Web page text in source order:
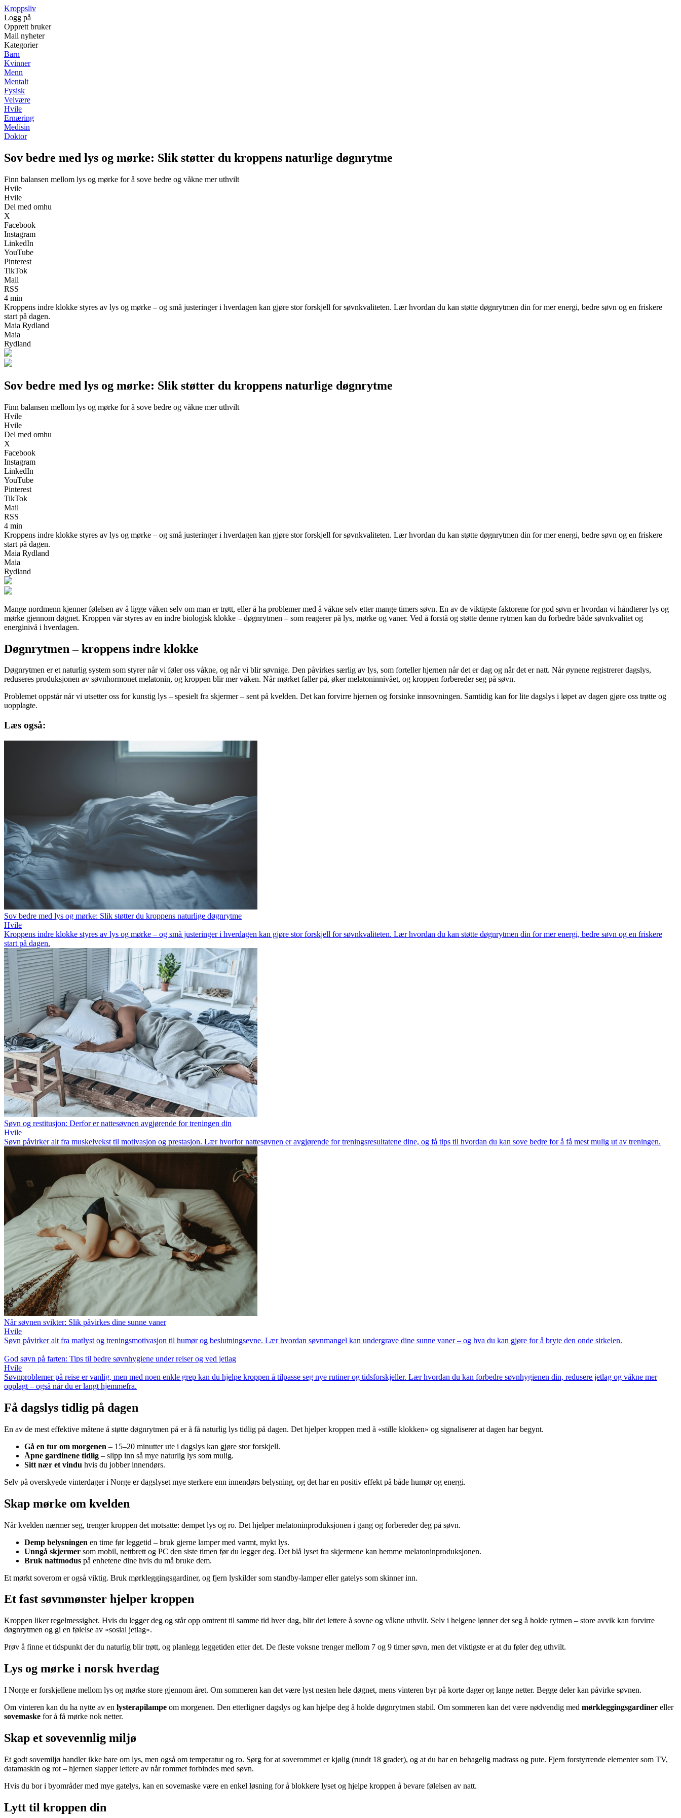
Kroppsliv
Logg på
Opprett bruker
Mail nyheter
Kategorier
Barn
Kvinner
Menn
Mentalt
Fysisk
Velvære
Hvile
Ernæring
Medisin
Doktor
Sov bedre med lys og mørke: Slik støtter du kroppens naturlige døgnrytme
Finn balansen mellom lys og mørke for å sove bedre og våkne mer uthvilt
Hvile
Hvile
Del med omhu
X
Facebook
Instagram
LinkedIn
YouTube
Pinterest
TikTok
Mail
RSS
4 min
Kroppens indre klokke styres av lys og mørke – og små justeringer i hverdagen kan gjøre stor forskjell for søvnkvaliteten. Lær hvordan du kan støtte døgnrytmen din for mer energi, bedre søvn og en friskere
start på dagen.
Maia Rydland
Maia
Rydland
Sov bedre med lys og mørke: Slik støtter du kroppens naturlige døgnrytme
Finn balansen mellom lys og mørke for å sove bedre og våkne mer uthvilt
Hvile
Hvile
Del med omhu
X
Facebook
Instagram
LinkedIn
YouTube
Pinterest
TikTok
Mail
RSS
4 min
Kroppens indre klokke styres av lys og mørke – og små justeringer i hverdagen kan gjøre stor forskjell for søvnkvaliteten. Lær hvordan du kan støtte døgnrytmen din for mer energi, bedre søvn og en friskere
start på dagen.
Maia Rydland
Maia
Rydland
Mange nordmenn kjenner følelsen av å ligge våken selv om man er trøtt, eller å ha problemer med å våkne selv etter mange timers søvn. En av de viktigste faktorene for god søvn er hvordan vi håndterer lys og
mørke gjennom døgnet. Kroppen vår styres av en indre biologisk klokke – døgnrytmen – som reagerer på lys, mørke og vaner. Ved å forstå og støtte denne rytmen kan du forbedre både søvnkvalitet og
energinivå i hverdagen.
Døgnrytmen – kroppens indre klokke
Døgnrytmen er et naturlig system som styrer når vi føler oss våkne, og når vi blir søvnige. Den påvirkes særlig av lys, som forteller hjernen når det er dag og når det er natt. Når øynene registrerer dagslys,
reduseres produksjonen av søvnhormonet melatonin, og kroppen blir mer våken. Når mørket faller på, øker melatoninnivået, og kroppen forbereder seg på søvn.
Problemet oppstår når vi utsetter oss for kunstig lys – spesielt fra skjermer – sent på kvelden. Det kan forvirre hjernen og forsinke innsovningen. Samtidig kan for lite dagslys i løpet av dagen gjøre oss trøtte og
uopplagte.
Læs også:
Sov bedre med lys og mørke: Slik støtter du kroppens naturlige døgnrytme
Hvile
Kroppens indre klokke styres av lys og mørke – og små justeringer i hverdagen kan gjøre stor forskjell for søvnkvaliteten. Lær hvordan du kan støtte døgnrytmen din for mer energi, bedre søvn og en friskere
start på dagen.
Søvn og restitusjon: Derfor er nattesøvnen avgjørende for treningen din
Hvile
Søvn påvirker alt fra muskelvekst til motivasjon og prestasjon. Lær hvorfor nattesøvnen er avgjørende for treningsresultatene dine, og få tips til hvordan du kan sove bedre for å få mest mulig ut av treningen.
Når søvnen svikter: Slik påvirkes dine sunne vaner
Hvile
Søvn påvirker alt fra matlyst og treningsmotivasjon til humør og beslutningsevne. Lær hvordan søvnmangel kan undergrave dine sunne vaner – og hva du kan gjøre for å bryte den onde sirkelen.
God søvn på farten: Tips til bedre søvnhygiene under reiser og ved jetlag
Hvile
Søvnproblemer på reise er vanlig, men med noen enkle grep kan du hjelpe kroppen å tilpasse seg nye rutiner og tidsforskjeller. Lær hvordan du kan forbedre søvnhygienen din, redusere jetlag og våkne mer
opplagt – også når du er langt hjemmefra.
Få dagslys tidlig på dagen
En av de mest effektive måtene å støtte døgnrytmen på er å få naturlig lys tidlig på dagen. Det hjelper kroppen med å «stille klokken» og signaliserer at dagen har begynt.
Gå en tur om morgenen – 15–20 minutter ute i dagslys kan gjøre stor forskjell.
Åpne gardinene tidlig – slipp inn så mye naturlig lys som mulig.
Sitt nær et vindu hvis du jobber innendørs.
Selv på overskyede vinterdager i Norge er dagslyset mye sterkere enn innendørs belysning, og det har en positiv effekt på både humør og energi.
Skap mørke om kvelden
Når kvelden nærmer seg, trenger kroppen det motsatte: dempet lys og ro. Det hjelper melatoninproduksjonen i gang og forbereder deg på søvn.
Demp belysningen en time før leggetid – bruk gjerne lamper med varmt, mykt lys.
Unngå skjermer som mobil, nettbrett og PC den siste timen før du legger deg. Det blå lyset fra skjermene kan hemme melatoninproduksjonen.
Bruk nattmodus på enhetene dine hvis du må bruke dem.
Et mørkt soverom er også viktig. Bruk mørkleggingsgardiner, og fjern lyskilder som standby-lamper eller gatelys som skinner inn.
Et fast søvnmønster hjelper kroppen
Kroppen liker regelmessighet. Hvis du legger deg og står opp omtrent til samme tid hver dag, blir det lettere å sovne og våkne uthvilt. Selv i helgene lønner det seg å holde rytmen – store avvik kan forvirre
døgnrytmen og gi en følelse av «sosial jetlag».
Prøv å finne et tidspunkt der du naturlig blir trøtt, og planlegg leggetiden etter det. De fleste voksne trenger mellom 7 og 9 timer søvn, men det viktigste er at du føler deg uthvilt.
Lys og mørke i norsk hverdag
I Norge er forskjellene mellom lys og mørke store gjennom året. Om sommeren kan det være lyst nesten hele døgnet, mens vinteren byr på korte dager og lange netter. Begge deler kan påvirke søvnen.
Om vinteren kan du ha nytte av en lysterapilampe om morgenen. Den etterligner dagslys og kan hjelpe deg å holde døgnrytmen stabil. Om sommeren kan det være nødvendig med mørkleggingsgardiner eller
sovemaske for å få mørke nok netter.
Skap et sovevennlig miljø
Et godt sovemiljø handler ikke bare om lys, men også om temperatur og ro. Sørg for at soverommet er kjølig (rundt 18 grader), og at du har en behagelig madrass og pute. Fjern forstyrrende elementer som TV,
datamaskin og rot – hjernen slapper lettere av når rommet forbindes med søvn.
Hvis du bor i byområder med mye gatelys, kan en sovemaske være en enkel løsning for å blokkere lyset og hjelpe kroppen å bevare følelsen av natt.
Lytt til kroppen din